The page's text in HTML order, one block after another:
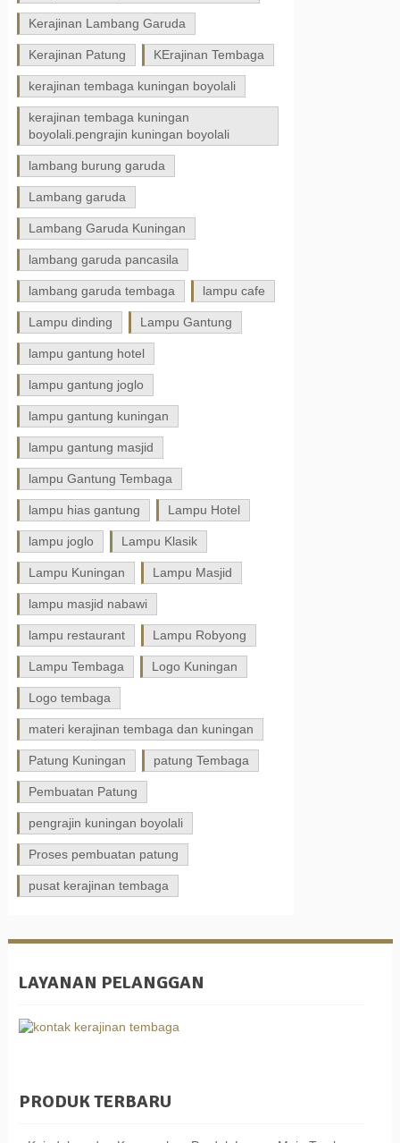
Kerajinan Lambang Garuda
Kerajinan Patung KErajinan Tembaga
kerajinan tembaga kuningan boyolali
kerajinan tembaga kuningan
boyolali.pengrajin kuningan boyolali
lambang burung garuda
Lambang garuda
Lambang Garuda Kuningan
lambang garuda pancasila
lambang garuda tembaga lampu cafe
Lampu dinding Lampu Gantung
lampu gantung hotel
lampu gantung joglo
lampu gantung kuningan
lampu gantung masjid
lampu Gantung Tembaga
lampu hias gantung Lampu Hotel
lampu joglo Lampu Klasik
Lampu Kuningan Lampu Masjid
lampu masjid nabawi
lampu restaurant Lampu Robyong
Lampu Tembaga Logo Kuningan
Logo tembaga
materi kerajinan tembaga dan kuningan
Patung Kuningan patung Tembaga
Pembuatan Patung
pengrajin kuningan boyolali
Proses pembuatan patung
pusat kerajinan tembaga
LAYANAN PELANGGAN
PRODUK TERBARU